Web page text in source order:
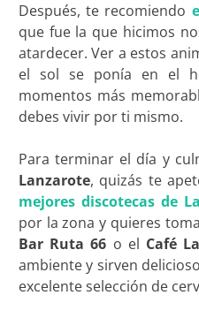
Después, te recomiendo
que fue la que hicimos
atardecer. Ver a estos
el sol se ponía en el
momentos más
debes vivir por ti mismo.
Para terminar el día y
Lanzarote, quizás te
mejores discotecas de
por la zona y quieres
Bar Ruta 66 o el Café
ambiente y sirven
excelente selección de